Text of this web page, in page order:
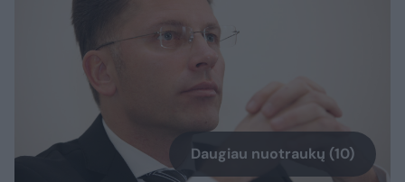
Daugiau nuotraukų (10)